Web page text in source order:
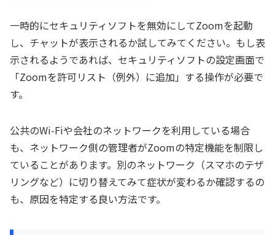
一時的にセキュリティソフトを無効にしてZoomを起動
し、チャットが表示されるか試してみてください。もし表
示されるようであれば、セキュリティソフトの設定画面で
「Zoomを許可リスト（例外）に追加」する操作が必要で
す。
公共のWi-Fiや会社のネットワークを利用している場合
も、ネットワーク側の管理者がZoomの特定機能を制限し
ていることがあります。別のネットワーク（スマホのテザ
リングなど）に切り替えてみて症状が変わるか確認するの
も、原因を特定する良い方法です。